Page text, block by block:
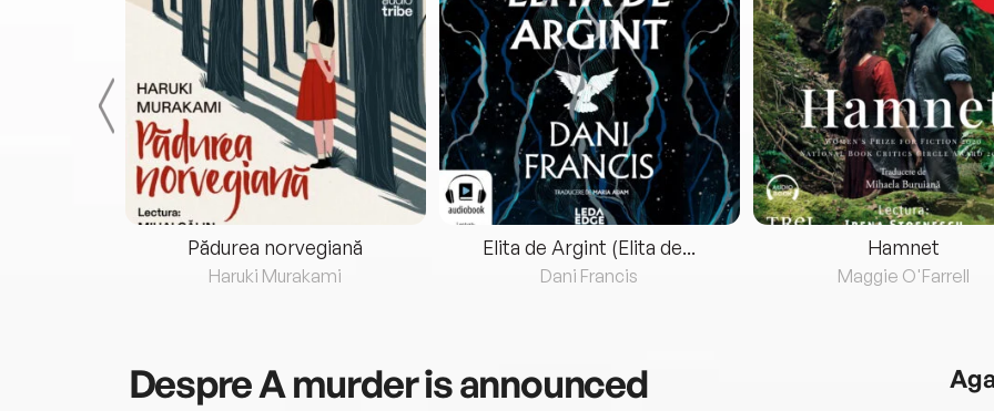
Pădurea norvegiană
Haruki Murakami
Elita de Argint (Elita de...
Dani Francis
Hamnet
Maggie O'Farrell
DespreA murder is announced